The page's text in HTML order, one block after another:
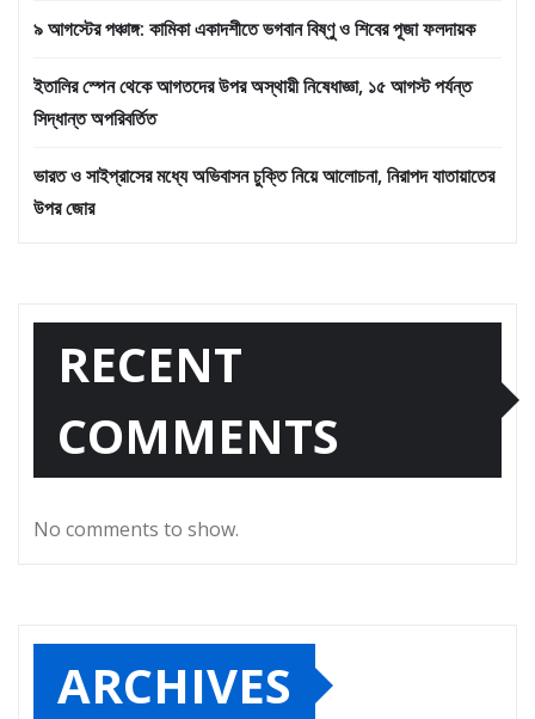
৯ আগস্টের পঞ্চাঙ্গ: কামিকা একাদশীতে ভগবান বিষ্ণু ও শিবের পূজা ফলদায়ক
ইতালির স্পেন থেকে আগতদের উপর অস্থায়ী নিষেধাজ্ঞা, ১৫ আগস্ট পর্যন্ত
সিদ্ধান্ত অপরিবর্তিত
ভারত ও সাইপ্রাসের মধ্যে অভিবাসন চুক্তি নিয়ে আলোচনা, নিরাপদ যাতায়াতের
উপর জোর
RECENT
COMMENTS
No comments to show.
ARCHIVES